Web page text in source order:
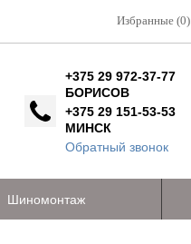
Избранные (0)
+375 29 972-37-77
БОРИСОВ
+375 29 151-53-53
МИНСК
Обратный звонок
Шиномонтаж